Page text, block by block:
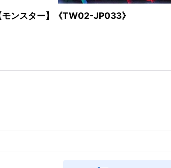
ンスター】《TW02-JP033》